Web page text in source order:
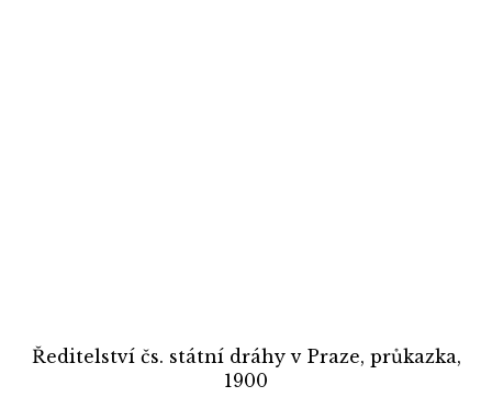
Ředitelství čs. státní dráhy v Praze, průkazka,
1900